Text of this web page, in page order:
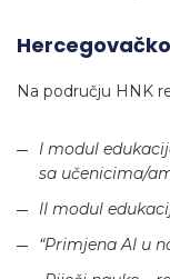
Na području HNK
I modul
sa učenicima/
II modul
“Primjena AI u